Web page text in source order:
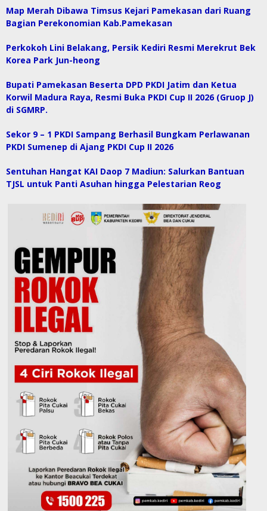
Map Merah Dibawa Timsus Kejari Pamekasan dari Ruang
Bagian Perekonomian Kab.Pamekasan
Perkokoh Lini Belakang, Persik Kediri Resmi Merekrut Bek
Korea Park Jun-heong
Bupati Pamekasan Beserta DPD PKDI Jatim dan Ketua
Korwil Madura Raya, Resmi Buka PKDI Cup II 2026 (Gruop J)
di SGMRP.
Sekor 9 – 1 PKDI Sampang Berhasil Bungkam Perlawanan
PKDI Sumenep di Ajang PKDI Cup II 2026
Sentuhan Hangat KAI Daop 7 Madiun: Salurkan Bantuan
TJSL untuk Panti Asuhan hingga Pelestarian Reog